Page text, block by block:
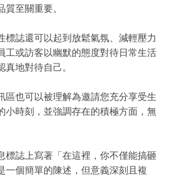
至關重要。
標誌還可以起到放鬆氣氛、減輕壓力
工或訪客以幽默的態度對待日常生活
真地對待自己。
區也可以被理解為邀請您充分享受生
小時刻，並強調存在的積極方面，無
標誌上寫著「在這裡，你不僅能搞砸
一個簡單的陳述，但意義深刻且複